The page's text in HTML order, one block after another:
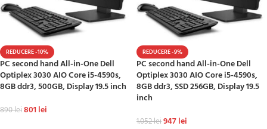
REDUCERE -10%
PC second hand All-in-One Dell
Optiplex 3030 AIO Core i5-4590s,
8GB ddr3, 500GB, Display 19.5 inch
890lei801 lei
REDUCERE -9%
PC second hand All-in-One Dell
Optiplex 3030 AIO Core i5-4590s,
8GB ddr3, SSD 256GB, Display 19.5
inch
1.052lei947lei